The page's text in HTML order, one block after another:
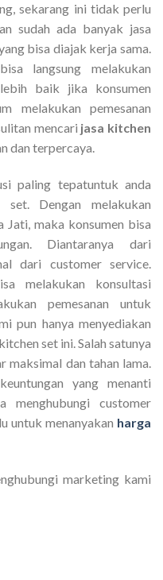
sekarang ini tidak perlu
sudah ada banyak jasa
bisa diajak kerja sama.
langsung melakukan
baik jika konsumen
melakukan pemesanan
mencari jasa kitchen
dan terpercaya.
paling tepatuntuk anda
set. Dengan melakukan
Jati, maka konsumen bisa
Diantaranya dari
dari customer service.
melakukan konsultasi
pemesanan untuk
pun hanya menyediakan
set ini. Salah satunya
maksimal dan tahan lama.
yang menanti
menghubungi customer
untuk menanyakan harga
marketing kami